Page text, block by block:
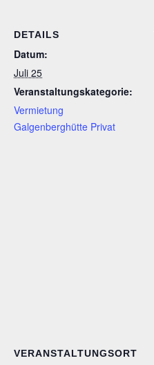
DETAILS
Datum:
Juli 25
Veranstaltungskategorie:
Vermietung
Galgenberghütte Privat
VERANSTALTUNGSORT